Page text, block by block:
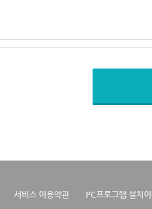
서비스 이용약관 PC프로그램 설치